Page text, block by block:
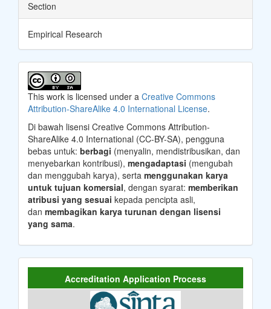
Section
Empirical Research
This work is licensed under a Creative Commons
Attribution-ShareAlike 4.0 International License.
Di bawah lisensi Creative Commons Attribution-
ShareAlike 4.0 International (CC-BY-SA), pengguna
bebas untuk: berbagi (menyalin, mendistribusikan, dan
menyebarkan kontribusi), mengadaptasi (mengubah
dan menggubah karya), serta menggunakan karya
untuk tujuan komersial, dengan syarat: memberikan
atribusi yang sesuai kepada pencipta asli,
dan membagikan karya turunan dengan lisensi
yang sama.
Accreditation Application Process